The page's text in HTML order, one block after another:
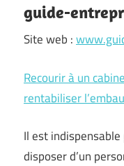
guide-
Site web :
Recourir à un
rentabiliser
Il est
disposer d’un